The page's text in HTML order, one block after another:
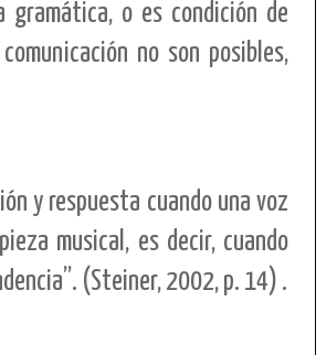
o es condición de
no son posibles,
y respuesta cuando una voz
musical, es decir, cuando
(Steiner, 2002, p. 14) .